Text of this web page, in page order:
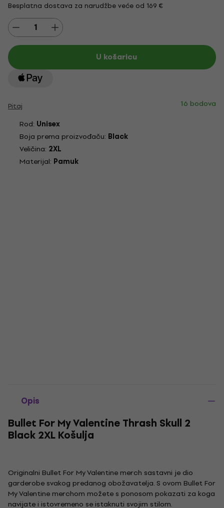
Besplatna dostava za narudžbe veće od 169 €
U košaricu
Pitaj
16 bodova
Rod: Unisex
Boja prema proizvođaču: Black
Veličina: 2XL
Materijal: Pamuk
Opis
Bullet For My Valentine Thrash Skull 2
Black 2XL Košulja
Originalni Bullet For My Valentine merch sastavni je dio
garderobe svakog predanog obožavatelja. S ovom Bullet For
My Valentine merchom možete s ponosom pokazati za koga
navijate i istovremeno se istaknuti svojim stilom.